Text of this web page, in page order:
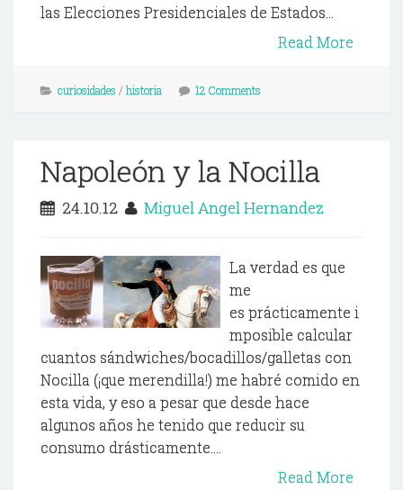
las Elecciones Presidenciales de Estados...
Read More
curiosidades / historia 12 Comments
Napoleón y la Nocilla
24.10.12 Miguel Angel Hernandez
La verdad es que
me
es prácticamente i
mposible calcular
cuantos sándwiches/bocadillos/galletas con
Nocilla (¡que merendilla!) me habré comido en
esta vida, y eso a pesar que desde hace
algunos años he tenido que reducir su
consumo drásticamente....
Read More